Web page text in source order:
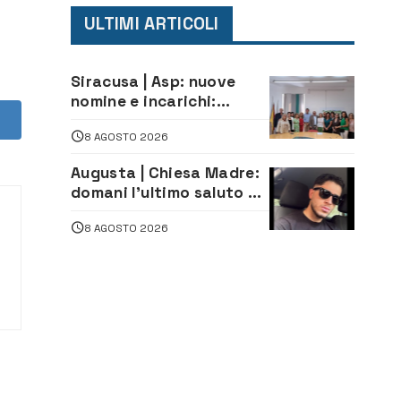
ULTIMI ARTICOLI
Siracusa | Asp: nuove
nomine e incarichi:
di Sanità pubblica,
Matteliano al Servizio
Legale
8 AGOSTO 2026
Augusta | Chiesa Madre:
domani l’ultimo saluto ad
morto in un incidente
8 AGOSTO 2026